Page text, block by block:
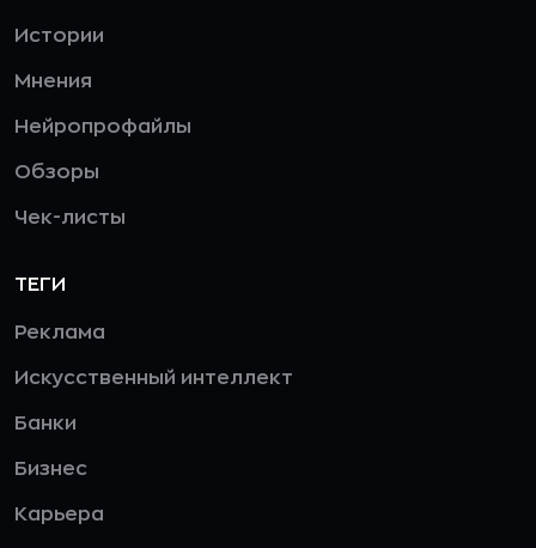
Истории
Мнения
Нейропрофайлы
Обзоры
Чек-листы
ТЕГИ
Реклама
Искусственный интеллект
Банки
Бизнес
Карьера